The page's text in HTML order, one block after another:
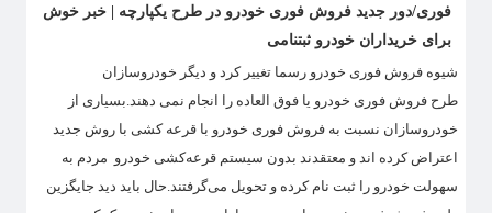
فوری/دور جدید فروش فوری خودرو در طرح یکپارچه | خبر خوش
برای خریداران خودرو ثبتنامی
​شیوه فروش فوری خودرو رسما تغییر کرد و دیگر خودروسازان
طرح فروش فوری خودرو یا فوق العاده را انجام نمی دهند.بسیاری از
خودروسازان نسبت به فروش فوری خودرو با قرعه کشی با روش جدید
اعتراض کرده اند و معتقدند بدون سیستم قرعه‌کشی خودرو مردم به
سهولت خودرو را ثبت نام کرده و تحویل می‌گرفتند.حال باید دید جایگزین